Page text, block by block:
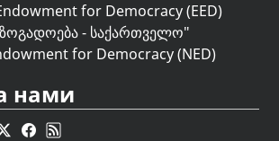
for Democracy (EED)
- საქართველო"
for Democracy (NED)
нами